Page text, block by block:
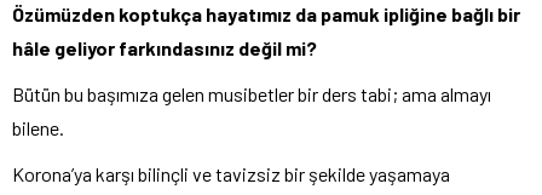
Özümüzden koptukça hayatımız da pamuk ipliğine bağlı bir
hâle geliyor farkındasınız değil mi?
Bütün bu başımıza gelen musibetler bir ders tabi; ama almayı
bilene.
Korona’ya karşı bilinçli ve tavizsiz bir şekilde yaşamaya